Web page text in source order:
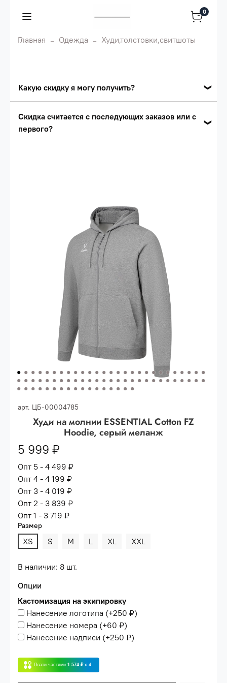
0
Главная Одежда Худи,толстовки,свитшоты
Какую скидку я могу получить?
Сумма скидки зависит от стоимости вашего
сумма всех заказов за 6 месяцев -
30.000 рублей.
(33%)- сумма всех заказов за 6 месяцев
80.000 рублей
(36%)
- сумма всех заказов за 6 месяцев
200.000 рублей.
(38%) - сумма всех заказов за 6 месяцев -
400.000 рублей.
Скидка считается с последующих заказов или с
первого?
арт. ЦБ-00004785
Худи на молнии ESSENTIAL Cotton FZ
Hoodie, серый меланж
5 999 ₽
Опт 5 - 4 499 ₽
Опт 4 - 4 199 ₽
Опт 3 - 4 019 ₽
Опт 2 - 3 839 ₽
Опт 1 - 3 719 ₽
Размер
XS S M L XL XXL
В наличии: 8 шт.
Опции
Кастомизация на экипировку
Нанесение логотипа (+250 ₽)
Нанесение номера (+60 ₽)
Нанесение надписи (+250 ₽)
Плати частями 1 574 ₽ x 4